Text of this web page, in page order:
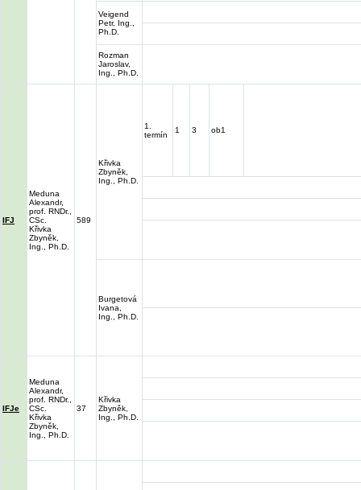
Veigend
Petr, Ing.,
Ph.D.
Rozman
Jaroslav,
Ing., Ph.D.
IFJ
Meduna
Alexandr,
prof. RNDr.,
CSc.
Křivka
Zbyněk,
Ing., Ph.D.
589
Křivka
Zbyněk,
Ing., Ph.D.
1.
termín
1 3 ob1
Burgetová
Ivana,
Ing., Ph.D.
IFJe
Meduna
Alexandr,
prof. RNDr.,
CSc.
Křivka
Zbyněk,
Ing., Ph.D.
37
Křivka
Zbyněk,
Ing., Ph.D.